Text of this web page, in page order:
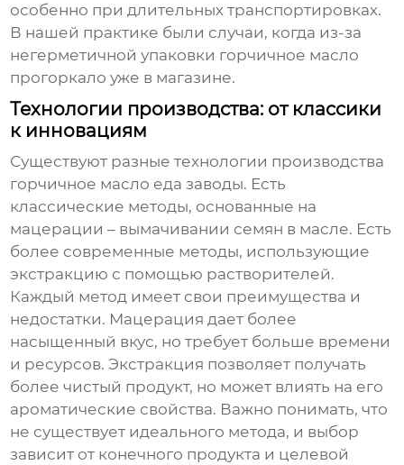
особенно при длительных транспортировках.
В нашей практике были случаи, когда из-за
негерметичной упаковки горчичное масло
прогоркало уже в магазине.
Технологии производства: от классики
к инновациям
Существуют разные технологии производства
горчичное масло еда заводы. Есть
классические методы, основанные на
мацерации – вымачивании семян в масле. Есть
более современные методы, использующие
экстракцию с помощью растворителей.
Каждый метод имеет свои преимущества и
недостатки. Мацерация дает более
насыщенный вкус, но требует больше времени
и ресурсов. Экстракция позволяет получать
более чистый продукт, но может влиять на его
ароматические свойства. Важно понимать, что
не существует идеального метода, и выбор
зависит от конечного продукта и целевой